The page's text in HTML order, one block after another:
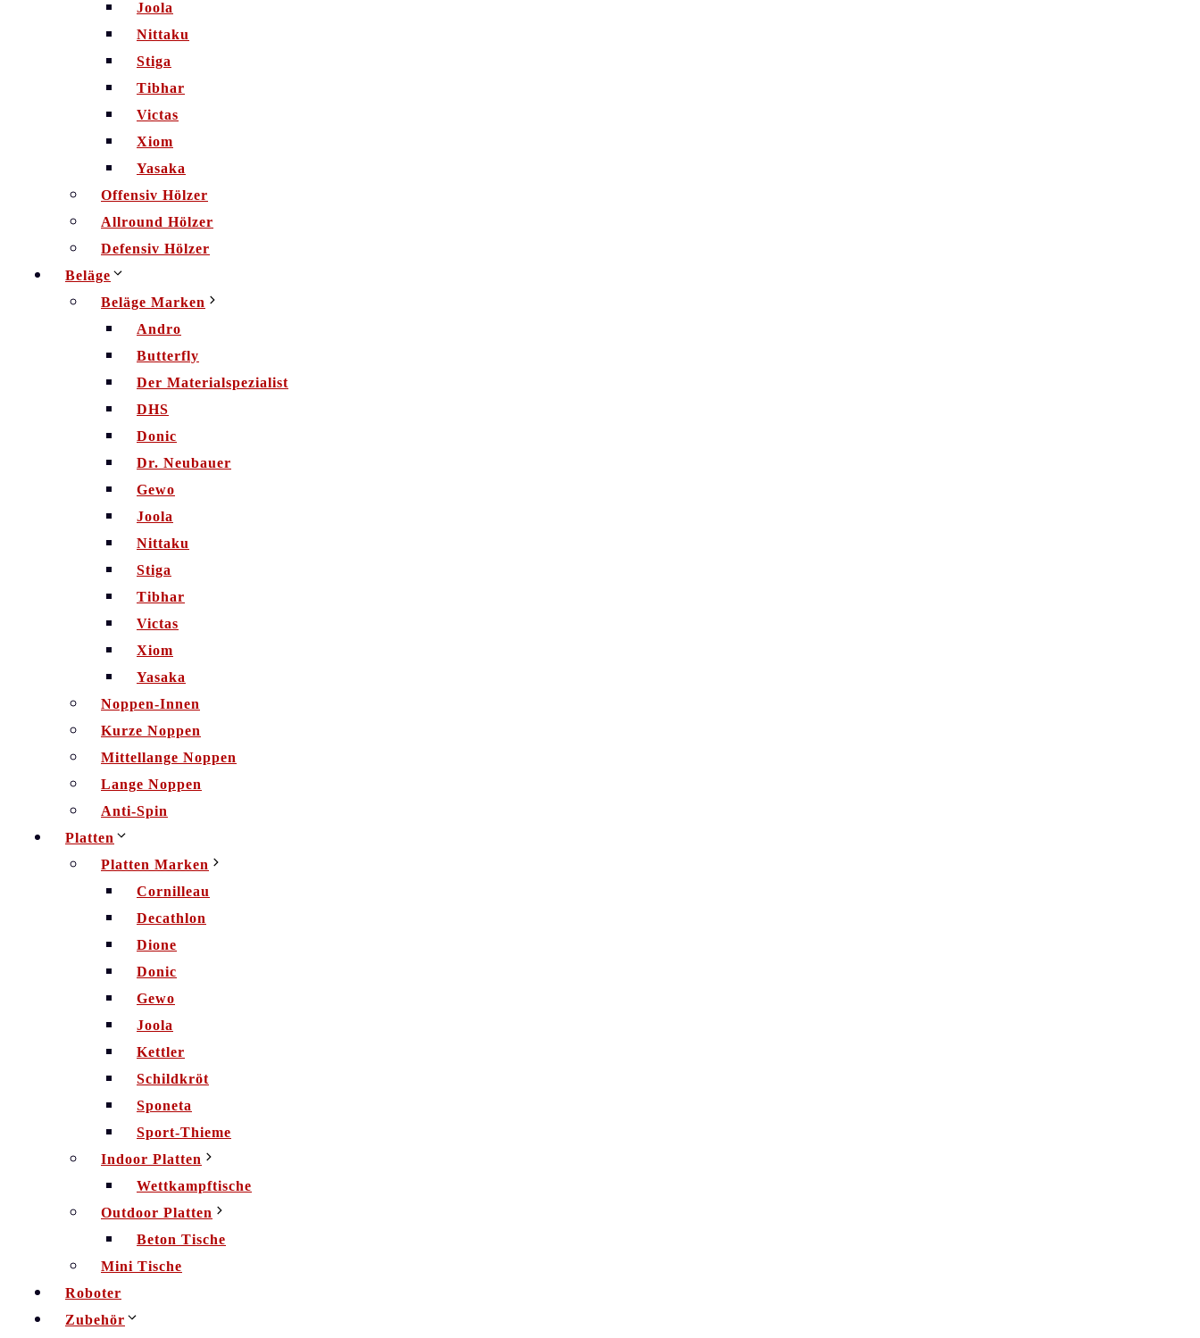
Joola
Nittaku
Stiga
Tibhar
Victas
Xiom
Yasaka
Offensiv Hölzer
Allround Hölzer
Defensiv Hölzer
Beläge
Beläge Marken
Andro
Butterfly
Der Materialspezialist
DHS
Donic
Dr. Neubauer
Gewo
Joola
Nittaku
Stiga
Tibhar
Victas
Xiom
Yasaka
Noppen-Innen
Kurze Noppen
Mittellange Noppen
Lange Noppen
Anti-Spin
Platten
Platten Marken
Cornilleau
Decathlon
Dione
Donic
Gewo
Joola
Kettler
Schildkröt
Sponeta
Sport-Thieme
Indoor Platten
Wettkampftische
Outdoor Platten
Beton Tische
Mini Tische
Roboter
Zubehör